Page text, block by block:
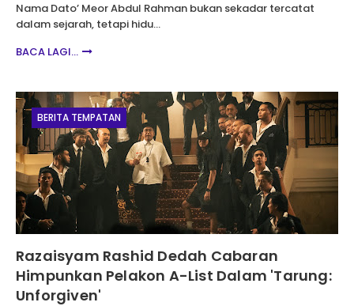
Nama Dato’ Meor Abdul Rahman bukan sekadar tercatat
dalam sejarah, tetapi hidu…
BACA LAGI...
BERITA TEMPATAN
Razaisyam Rashid Dedah Cabaran
Himpunkan Pelakon A-List Dalam 'Tarung:
Unforgiven'